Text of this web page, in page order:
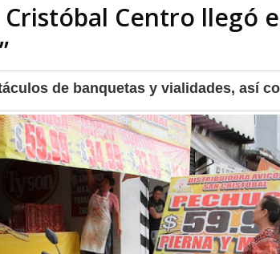
Cristóbal Centro llegó
de banquetas y vialidades, así